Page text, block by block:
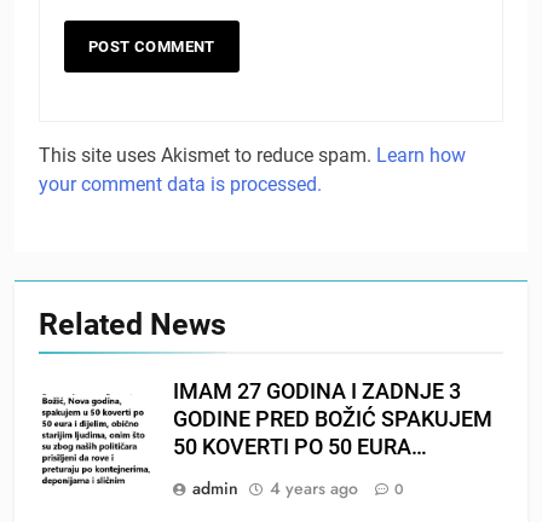
This site uses Akismet to reduce spam. Learn how
your comment data is processed.
Related News
IMAM 27 GODINA I ZADNJE 3
GODINE PRED BOŽIĆ SPAKUJEM
50 KOVERTI PO 50 EURA…
admin
4 years ago 0